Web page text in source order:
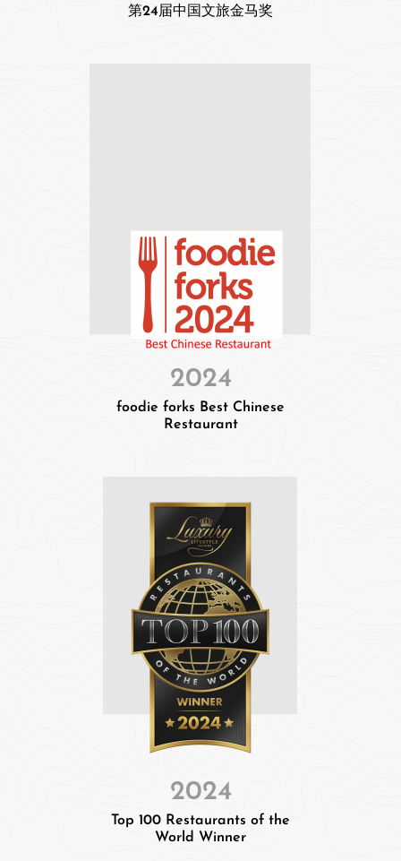
第24届中国文旅金马奖
2024
foodie forks Best Chinese
Restaurant
2024
Top 100 Restaurants of the
World Winner